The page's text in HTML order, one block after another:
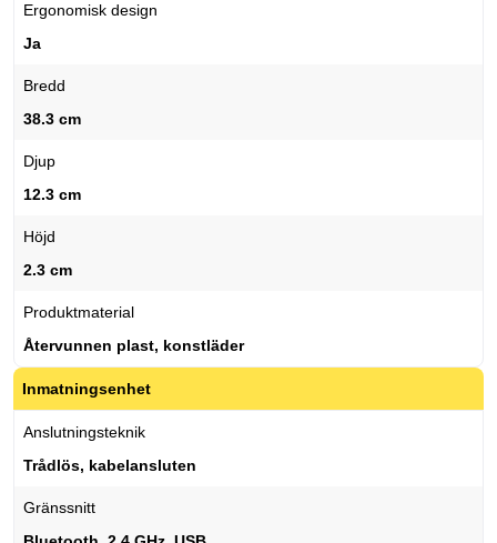
Ergonomisk design
Ja
Bredd
38.3 cm
Djup
12.3 cm
Höjd
2.3 cm
Produktmaterial
Återvunnen plast, konstläder
Inmatningsenhet
Anslutningsteknik
Trådlös, kabelansluten
Gränssnitt